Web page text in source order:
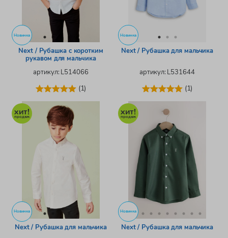
Новинка
Next / Рубашка с коротким
рукавом для мальчика
артикул: L514066
(1)
Новинка
Next / Рубашка для мальчика
артикул: L531644
(1)
Новинка
Next / Рубашка для мальчика
Новинка
Next / Рубашка для мальчика